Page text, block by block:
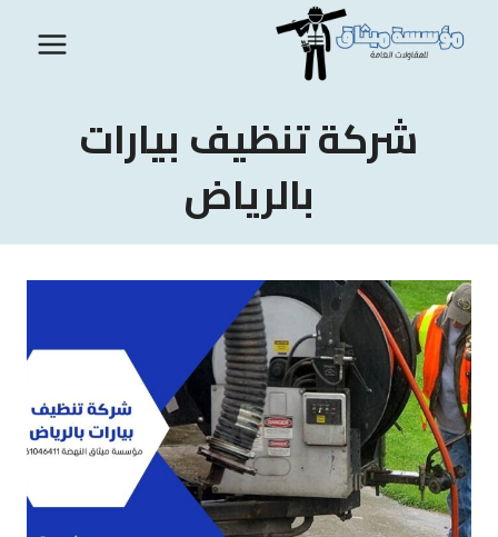
شركة تنظيف بيارات
بالرياض